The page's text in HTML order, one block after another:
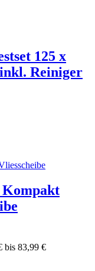
125 x
Reiniger
bis 83,99 €